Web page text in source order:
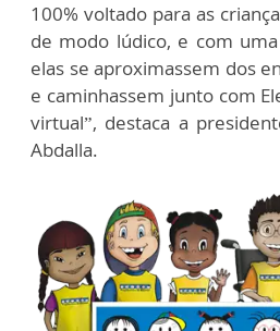
100% voltado para as
de modo lúdico, e com
elas se aproximassem dos
e caminhassem junto com
virtual”, destaca a
Abdalla.